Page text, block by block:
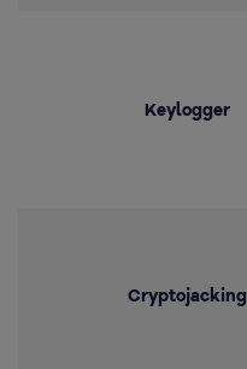
Keylogger
Cryptojacking